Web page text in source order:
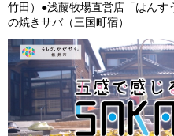
竹田）●浅藤牧場直営店「はん
の焼きサバ（三国町宿）